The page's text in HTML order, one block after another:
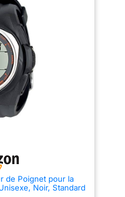
Logiciel
avec
les versions
et avec
L'ordinateur de
Donatello est
en Italie par
une marque
en plongée
marine,
libre depuis
Affichage de toutes les données
de plongée, profondeur,
température de l'eau, nombre
de plongées, profondeur
maximale de plongée, temps de
plongée, intervalle de surface
entre les plongées, durée de la
session de plongée, boussole
intégrée permettant d'explorer
en toute tranquillité. GÈRE 3
MÉLANGES DE GAZ NITROX
DIFFÉRENTS : Fonction
exécutable pendant la plongée,
idéale pour les plongeurs
ultraplat garantit que
l'ordinateur repose
de Poignet pour la
Noir, Standard